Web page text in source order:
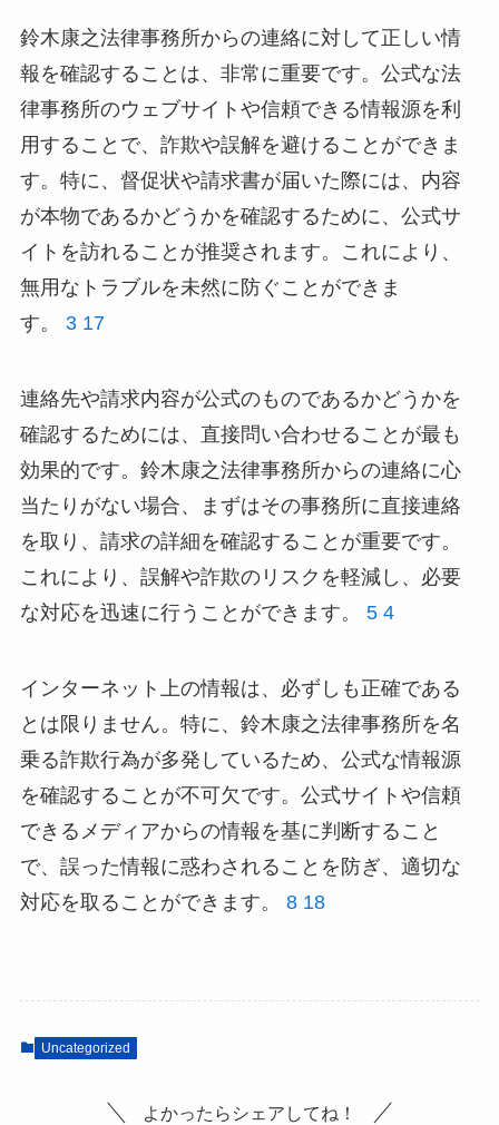
鈴木康之法律事務所からの連絡に対して正しい情
報を確認することは、非常に重要です。公式な法
律事務所のウェブサイトや信頼できる情報源を利
用することで、詐欺や誤解を避けることができま
す。特に、督促状や請求書が届いた際には、内容
が本物であるかどうかを確認するために、公式サ
イトを訪れることが推奨されます。これにより、
無用なトラブルを未然に防ぐことができま
す。 3 17
連絡先や請求内容が公式のものであるかどうかを
確認するためには、直接問い合わせることが最も
効果的です。鈴木康之法律事務所からの連絡に心
当たりがない場合、まずはその事務所に直接連絡
を取り、請求の詳細を確認することが重要です。
これにより、誤解や詐欺のリスクを軽減し、必要
な対応を迅速に行うことができます。 5 4
インターネット上の情報は、必ずしも正確である
とは限りません。特に、鈴木康之法律事務所を名
乗る詐欺行為が多発しているため、公式な情報源
を確認することが不可欠です。公式サイトや信頼
できるメディアからの情報を基に判断すること
で、誤った情報に惑わされることを防ぎ、適切な
対応を取ることができます。 8 18
Uncategorized
よかったらシェアしてね！